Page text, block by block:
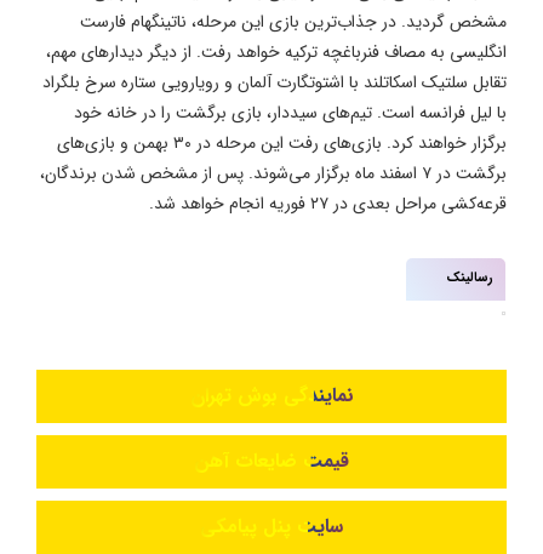
مشخص گردید. در جذاب‌ترین بازی این مرحله، ناتینگهام فارست
انگلیسی به مصاف فنرباغچه ترکیه خواهد رفت. از دیگر دیدارهای مهم،
تقابل سلتیک اسکاتلند با اشتوتگارت آلمان و رویارویی ستاره سرخ بلگراد
با لیل فرانسه است. تیم‌های سیددار، بازی برگشت را در خانه خود
برگزار خواهند کرد. بازی‌های رفت این مرحله در ۳۰ بهمن و بازی‌های
برگشت در ۷ اسفند ماه برگزار می‌شوند. پس از مشخص شدن برندگان،
قرعه‌کشی مراحل بعدی در ۲۷ فوریه انجام خواهد شد.
رسالینک
نمایندگی بوش تهران
قیمت ضایعات آهن
سایت پنل پیامکی